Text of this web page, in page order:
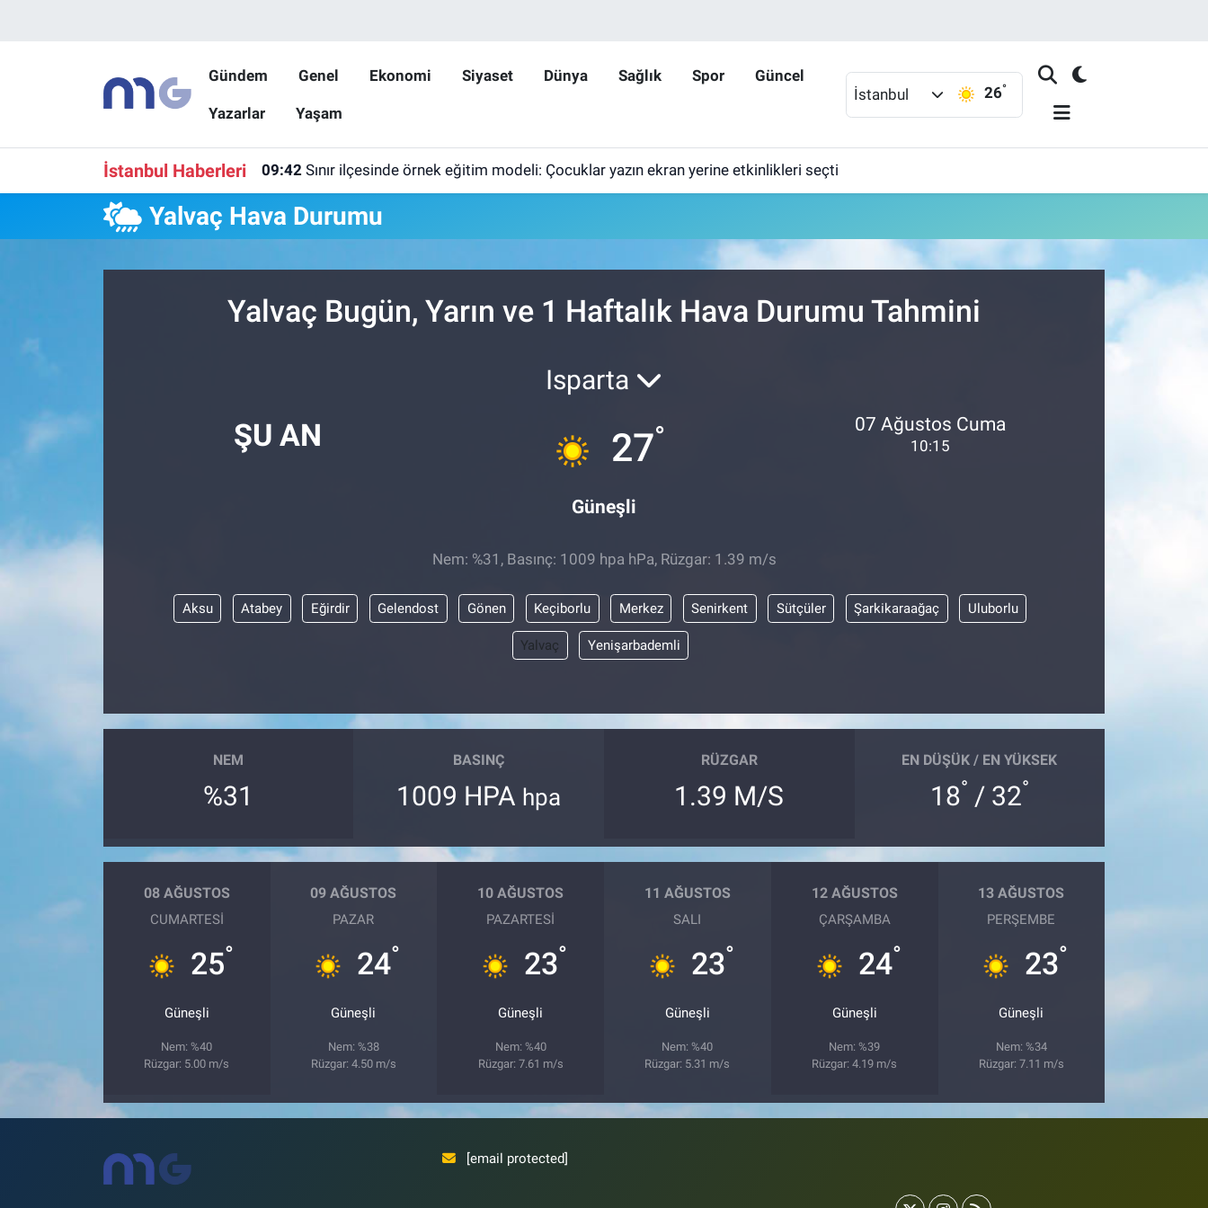
Gündem Genel Ekonomi Siyaset Dünya Sağlık Spor Güncel
Yazarlar Yaşam
İstanbul 26°
İstanbul Haberleri 09:42 Sınır ilçesinde örnek eğitim modeli: Çocuklar yazın ekran yerine etkinlikleri seçti
Yalvaç Hava Durumu
Yalvaç Bugün, Yarın ve 1 Haftalık Hava Durumu Tahmini
ŞU AN
Isparta
27°
Güneşli
07 Ağustos Cuma
10:15
Nem: %31, Basınç: 1009 hpa hPa, Rüzgar: 1.39 m/s
Aksu Atabey Eğirdir Gelendost Gönen Keçiborlu Merkez Senirkent Sütçüler Şarkikaraağaç Uluborlu
Yalvaç Yenişarbademli
NEM
%31
BASINÇ
1009 HPA hpa
RÜZGAR
1.39 M/S
EN DÜŞÜK / EN YÜKSEK
18° / 32°
08 AĞUSTOS
CUMARTESI
25°
Güneşli
Nem: %40
Rüzgar: 5.00 m/s
09 AĞUSTOS
PAZAR
24°
Güneşli
Nem: %38
Rüzgar: 4.50 m/s
10 AĞUSTOS
PAZARTESI
23°
Güneşli
Nem: %40
Rüzgar: 7.61 m/s
11 AĞUSTOS
SALI
23°
Güneşli
Nem: %40
Rüzgar: 5.31 m/s
12 AĞUSTOS
ÇARŞAMBA
24°
Güneşli
Nem: %39
Rüzgar: 4.19 m/s
13 AĞUSTOS
PERŞEMBE
23°
Güneşli
Nem: %34
Rüzgar: 7.11 m/s
[email protected]
Hava Durumu
İstanbul Namaz Vakitleri
Trafik Durumu